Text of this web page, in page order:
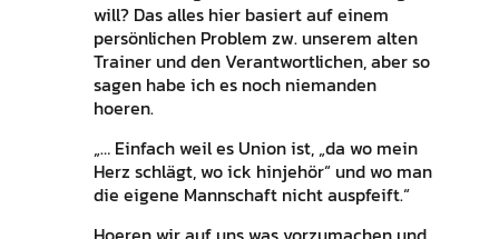
will? Das alles hier basiert auf einem
persönlichen Problem zw. unserem alten
Trainer und den Verantwortlichen, aber so
sagen habe ich es noch niemanden
hoeren.
„… Einfach weil es Union ist, „da wo mein
Herz schlägt, wo ick hinjehör“ und wo man
die eigene Mannschaft nicht auspfeift.“